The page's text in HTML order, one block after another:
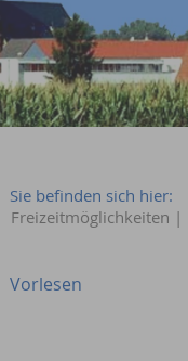
Sie befinden sich hier:
Freizeitmöglichkeiten |
Vorlesen